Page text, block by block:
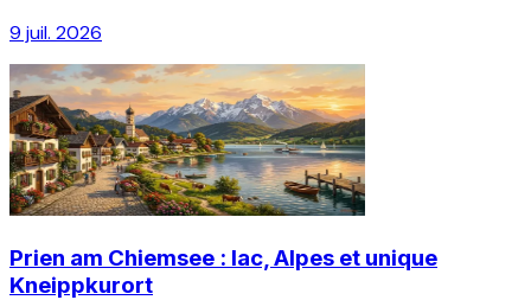
9 juil. 2026
Prien am Chiemsee : lac, Alpes et unique
Kneippkurort